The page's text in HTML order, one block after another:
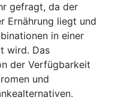
gefragt, da der
Ernährung liegt und
in einer
wird. Das
der Verfügbarkeit
und